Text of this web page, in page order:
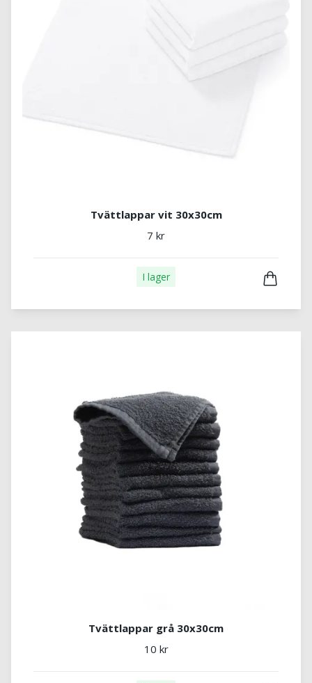
Tvättlappar vit 30x30cm
7 kr
I lager
Tvättlappar grå 30x30cm
10 kr